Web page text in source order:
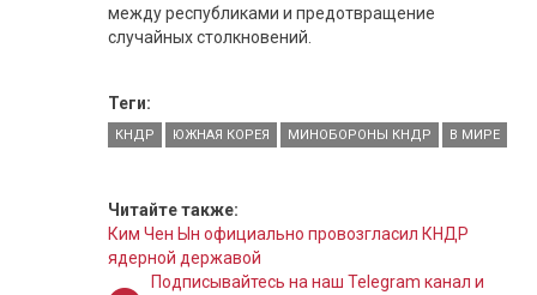
между республиками и предотвращение
случайных столкновений.
Теги:
КНДР ЮЖНАЯ КОРЕЯ МИНОБОРОНЫ КНДР В МИРЕ
Читайте также:
Ким Чен Ын официально провозгласил КНДР
ядерной державой
Подписывайтесь на наш Telegram канал и